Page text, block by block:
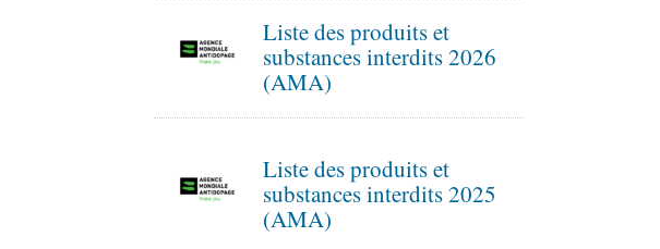
Liste des produits et
substances interdits 2026
(AMA)
Liste des produits et
substances interdits 2025
(AMA)